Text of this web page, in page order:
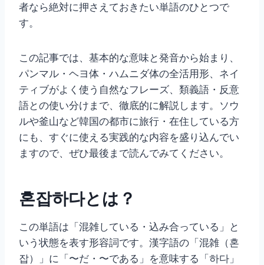
者なら絶対に押さえておきたい単語のひとつで
す。
この記事では、基本的な意味と発音から始まり、
パンマル・ヘヨ体・ハムニダ体の全活用形、ネイ
ティブがよく使う自然なフレーズ、類義語・反意
語との使い分けまで、徹底的に解説します。ソウ
ルや釜山など韓国の都市に旅行・在住している方
にも、すぐに使える実践的な内容を盛り込んでい
ますので、ぜひ最後まで読んでみてください。
혼잡하다とは？
この単語は「混雑している・込み合っている」と
いう状態を表す形容詞です。漢字語の「混雑（혼
잡）」に「〜だ・〜である」を意味する「하다」